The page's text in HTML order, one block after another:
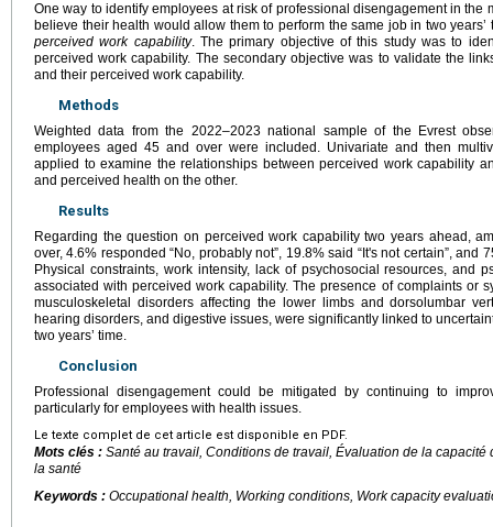
One way to identify employees at risk of professional disengagement in the
believe their health would allow them to perform the same job in two
perceived work capability. The primary objective of this study was to
perceived work capability. The secondary objective was to validate the
and their perceived work capability.
Methods
Weighted data from the 2022–2023 national sample of the Evrest
employees aged 45 and over were included. Univariate and then
applied to examine the relationships between perceived work capability
and perceived health on the other.
Results
Regarding the question on perceived work capability two years ahead,
over, 4.6% responded “No, probably not”, 19.8% said “It's not certain”, and
Physical constraints, work intensity, lack of psychosocial resources, and
associated with perceived work capability. The presence of complaints or
musculoskeletal disorders affecting the lower limbs and dorsolumbar
hearing disorders, and digestive issues, were significantly linked to
two years’ time.
Conclusion
Professional disengagement could be mitigated by continuing to
particularly for employees with health issues.
Le texte complet de cet article est disponible en PDF.
Mots clés : Santé au travail, Conditions de travail, Évaluation de la capacité
la santé
Keywords : Occupational health, Working conditions, Work capacity